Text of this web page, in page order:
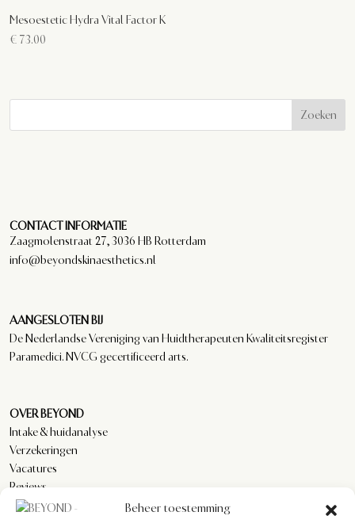
Beheer toestemming
Mesoestetic Hydra Vital Factor K
€ 73.00
Zoeken
CONTACT INFORMATIE
Zaagmolenstraat 27, 3036 HB Rotterdam
info@beyondskinaesthetics.nl
AANGESLOTEN BIJ
De Nederlandse Vereniging van Huidtherapeuten Kwaliteitsregister
Paramedici. NVCG gecertificeerd arts.
OVER BEYOND
Intake & huidanalyse
Verzekeringen
Vacatures
Reviews